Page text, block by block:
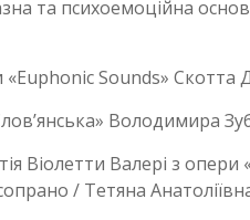
та психоемоційна
«Euphonic Sounds»
Володимира
Віолетти Валері з
/ Тетяна